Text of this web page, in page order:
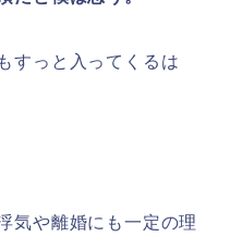
すっと入ってくるは
気や離婚にも一定の理